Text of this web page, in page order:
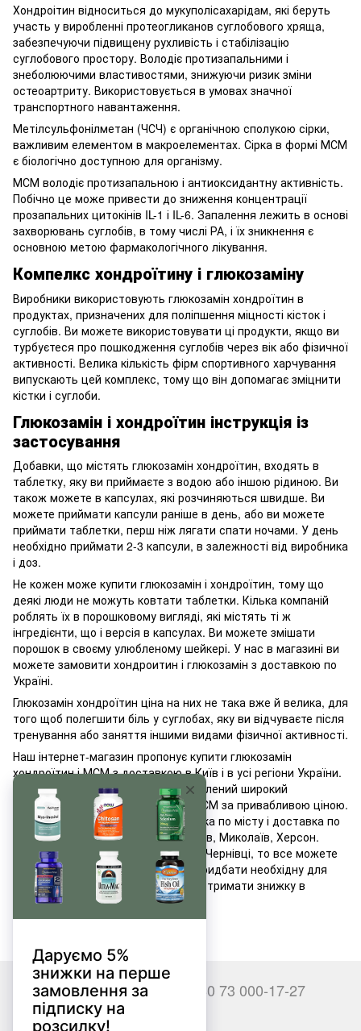
Хондроітин відноситься до мукуполісахарідам, які беруть
участь у виробленні протеогликанов суглобового хряща,
забезпечуючи підвищену рухливість і стабілізацію
суглобового простору. Володіє протизапальними і
знеболюючими властивостями, знижуючи ризик зміни
остеоартриту. Використовується в умовах значної
транспортного навантаження.
Метілсульфонілметан (ЧСЧ) є органічною сполукою сірки,
важливим елементом в макроелементах. Сірка в формі МСМ
є біологічно доступною для організму.
МСМ володіє протизапальною і антиоксидантну активність.
Побічно це може привести до зниження концентрації
прозапальних цитокінів IL-1 і IL-6. Запалення лежить в основі
захворювань суглобів, в тому числі РА, і їх зникнення є
основною метою фармакологічного лікування.
Компелкс хондроїтину і глюкозаміну
Виробники використовують глюкозамін хондроїтин в
продуктах, призначених для поліпшення міцності кісток і
суглобів. Ви можете використовувати ці продукти, якщо ви
турбуєтеся про пошкодження суглобів через вік або фізичної
активності. Велика кількість фірм спортивного харчування
випускають цей комплекс, тому що він допомагає зміцнити
кістки і суглоби.
Глюкозамін і хондроїтин інструкція із
застосування
Добавки, що містять глюкозамін хондроїтин, входять в
таблетку, яку ви приймаєте з водою або іншою рідиною. Ви
також можете в капсулах, які розчиняються швидше. Ви
можете приймати капсули раніше в день, або ви можете
приймати таблетки, перш ніж лягати спати ночами. У день
необхідно приймати 2-3 капсули, в залежності від виробника
і доз.
Не кожен може купити глюкозамін і хондроїтин, тому що
деякі люди не можуть ковтати таблетки. Кілька компаній
роблять їх в порошковому вигляді, які містять ті ж
інгредієнти, що і версія в капсулах. Ви можете змішати
порошок в своєму улюбленому шейкері. У нас в магазині ви
можете замовити хондроитин і глюкозамін з доставкою по
Україні.
Глюкозамін хондроїтин ціна на них не така вже й велика, для
того щоб полегшити біль у суглобах, яку ви відчуваєте після
тренування або заняття іншими видами фізичної активності.
Наш інтернет-магазин пропонує купити глюкозамін
хондроїтин і МСМ з доставкою в Київ і в усі регіони України.
В електронному каталозі представлений широкий
виборглюкозаміна хондроїтину і МСМ за привабливою ціною.
Для покупців передбачена доставка по місту і доставка по
Україні: Харків, Дніпро, Одеса, Львів, Миколаїв, Херсон.
Також якщо ви проживаєте в місті Чернівці, то все можете
зайти в один з наших магазинів і придбати необхідну для
себе добавку. Кожен клієнт може отримати знижку в
залежності від суми замовлення.
+380 66 000-17-27 +380 73 000-17-27